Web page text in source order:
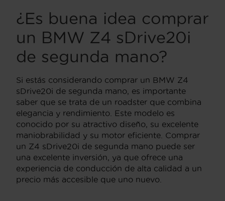
¿Es buena idea comprar
un BMW Z4 sDrive20i
de segunda mano?
Si estás considerando comprar un BMW Z4
sDrive20i de segunda mano, es importante
saber que se trata de un roadster que combina
elegancia y rendimiento. Este modelo es
conocido por su atractivo diseño, su excelente
maniobrabilidad y su motor eficiente. Comprar
un Z4 sDrive20i de segunda mano puede ser
una excelente inversión, ya que ofrece una
experiencia de conducción de alta calidad a un
precio más accesible que uno nuevo.